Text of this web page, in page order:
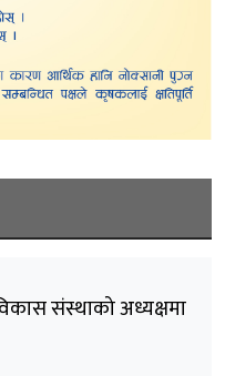
संस्थाको अध्यक्षमा